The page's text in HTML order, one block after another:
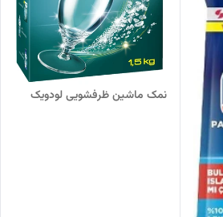
نمک ماشین ظرفشویی لودویک